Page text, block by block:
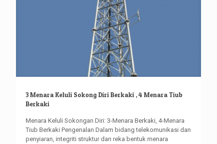
3 Menara Keluli Sokong Diri Berkaki , 4 Menara Tiub
Berkaki
Menara Keluli Sokongan Diri: 3-Menara Berkaki, 4-Menara
Tiub Berkaki Pengenalan Dalam bidang telekomunikasi dan
penyiaran, integriti struktur dan reka bentuk menara